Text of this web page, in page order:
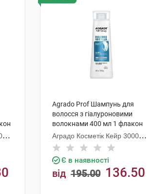
Agrado Prof Шампунь для
волосся з гіалуроновими
волокнами 400 мл 1 флакон
Аградо Косметік Кейр 3000
С.Л.У.
Є в наявності
від 195.00 136.50